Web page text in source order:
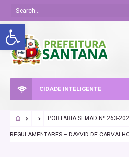
Abrir a barra de ferramentas
CIDADE INTELIGENTE
PORTARIA SEMAD Nº 263-
REGULAMENTARES – DAYVID DE